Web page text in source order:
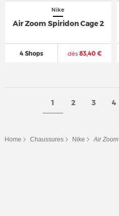
Nike
Air Zoom Spiridon Cage 2
4 Shops dès83,40 €
1 2 3 4
Home Chaussures Nike Air Zoom